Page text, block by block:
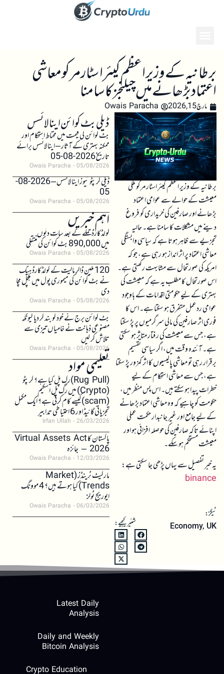
برطانیہ کے وزیر اعظم کیئر اسٹارمر کو معاشی
اعتماد بڑھانے میں چیلنجز کا سامنا
مارچ 15, 2026 Owais Paracha
برطانیہ کے وزیر اعظم کیئر اسٹارمر کو ملکی
معیشت کے حوالے سے عوامی اعتماد
بڑھانے اور صارفین کی خریداری کو فروغ
دینے میں مشکلات کا سامنا ہے۔ حالیہ
تجزیے سے ظاہر ہوتا ہے کہ سیاسی وابستگی
معاشی اعتماد پر اثر انداز ہو رہی ہے، جو کہ
امریکہ کی صورتحال سے مشابہت رکھتی ہے۔
اس صورتحال کا مطلب یہ ہے کہ معیشت کی
بہتری کے لیے حکومتی اقدامات کے باوجود
عوامی ردعمل متفرق ہو سکتا ہے۔ اس کا
فوری اثر صارفین کی مالی سرگرمیوں پر پڑ سکتا
ہے، جس سے معیشت کی رفتار متاثر ہو سکتی
ہے۔ آئندہ وقت میں، اگر سیاسی تقسیم
برقرار رہی تو معاشی پالیسیوں کا اثر کمزور پڑ سکتا
ہے، جس سے معاشی استحکام کے لیے
خطرات پیدا ہو سکتے ہیں۔ اس پس منظر میں،
حکومت کو چاہیے کہ وہ معاشی اعتماد بڑھانے
کے لیے جامع اور غیر جانبدار حکمت عملی
اپنائے تاکہ صارفین کی حوصلہ افزائی ہو اور
معیشت مستحکم ہو سکے۔
یہ خبر تفصیل سے یہاں پڑھی جا سکتی ہے:
binance
ٹیگز:
Economy, UK شئیر کیجیے:
ڈیلی بٹ کوائن اینالائسس
بٹ کوائن کی قیمت میں محتاط استحکام اور
ممکنہ بہتری کے آثار – اینالائسس برائے
تاریخ 2026-08-05
Owais Paracha 05/08/2026
ڈیلی کرپٹو نیوز اینالائسس – 2026-08-
05
Owais Paracha 05/08/2026
اہم خبریں
کولڈکارڈ حملے کے بعد سات دنوں
میں 890,000 بٹ کوائن کی منتقلی
Owais Paracha 05/08/2026
120 ملین ڈالر مالیت کے کولڈکارڈ ہیک
نے بٹ کوائن کی میموری پول میں ہلچل مچا
دی
Owais Paracha 05/08/2026
بٹ کوائن برج نے خود کو بند کر دیا کیونکہ
مصنوعی ذہانت نے خامیاں تیزی سے
تلاش کر لیں
Owais Paracha 05/08/2026
تعلیمی مواد(Rug Pull)رگ پل کیا ہے؟ کرپٹو
(Crypto) میں رگ پل اسکیم
(scam)کیسے کام کرتی ہے؟ ایک مکمل
تجزیاتی گائیڈ اور 6 احتیاطی تدابیر
Irfan Ullah 26/03/2026
پاکستان کا Virtual Assets Act
2026 – جائزہ
Owais Paracha 12/03/2026
مارکیٹ ٹرینڈز (Market
Trends) کیا ہوتے ہیں؟ 4 موونگ
ایوریج ٹولز
Owais Paracha 06/03/2026
Latest Daily
Analysis
Daily and Weekly
Bitcoin Analysis
Crypto Education